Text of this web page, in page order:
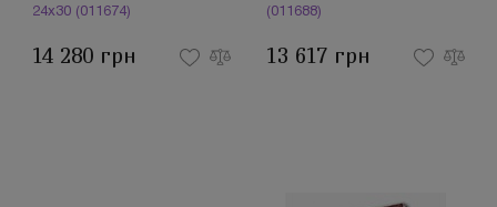
24x30 (011674)
14 280 грн
(011688)
13 617 грн